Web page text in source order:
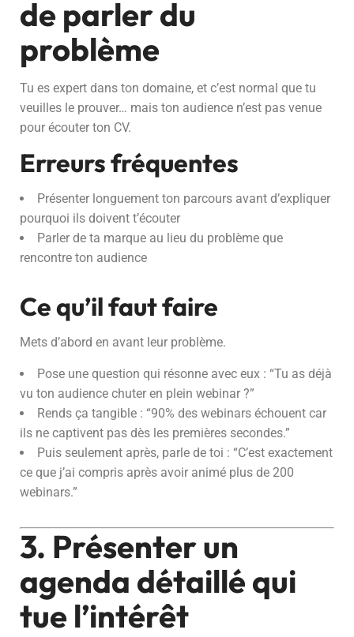
de parler du
problème
Tu es expert dans ton domaine, et c’est normal que tu
veuilles le prouver… mais ton audience n’est pas venue
pour écouter ton CV.
Erreurs fréquentes
Présenter longuement ton parcours avant d’expliquer
pourquoi ils doivent t’écouter
Parler de ta marque au lieu du problème que
rencontre ton audience
Ce qu’il faut faire
Mets d’abord en avant leur problème.
Pose une question qui résonne avec eux : “Tu as déjà
vu ton audience chuter en plein webinar ?”
Rends ça tangible : “90% des webinars échouent car
ils ne captivent pas dès les premières secondes.”
Puis seulement après, parle de toi : “C’est exactement
ce que j’ai compris après avoir animé plus de 200
webinars.”
3. Présenter un
agenda détaillé qui
tue l’intérêt